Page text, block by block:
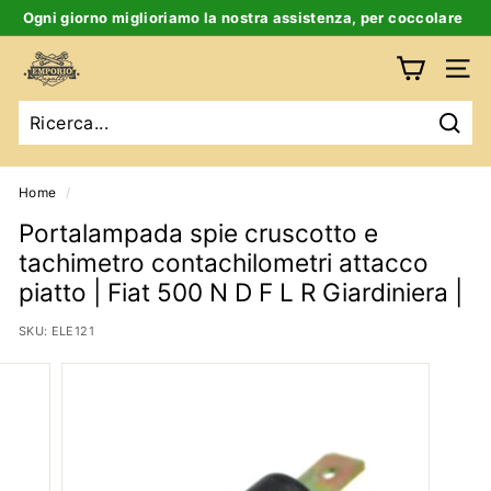
Salta
al
contenuto
Ogni giorno miglioriamo la nostra assistenza, per coccolare
te e la tua auto d’epoca
E
m
p
r
i
o
B
i
g
a
Home /
Portalampada spie cruscotto e
tachimetro contachilometri attacco
piatto | Fiat 500 N D F L R Giardiniera |
SKU: ELE121